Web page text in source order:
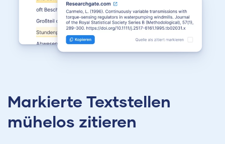
Markierte Textstellen
mühelos zitieren